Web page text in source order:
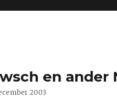
en ander
2003